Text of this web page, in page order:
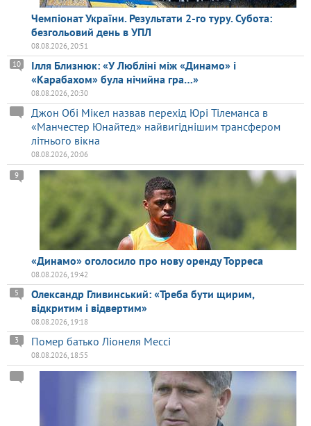
Чемпіонат України. Результати 2-го туру. Субота:
безгольовий день в УПЛ
08.08.2026, 20:51
Ілля Близнюк: «У Любліні між «Динамо» і
«Карабахом» була нічийна гра…»
10
08.08.2026, 20:30
Джон Обі Мікел назвав перехід Юрі Тілеманса в
«Манчестер Юнайтед» найвигіднішим трансфером
літнього вікна
08.08.2026, 20:06
«Динамо» оголосило про нову оренду Торреса
9
08.08.2026, 19:42
Олександр Гливинський: «Треба бути щирим,
відкритим і відвертим»
5
08.08.2026, 19:18
Помер батько Ліонеля Мессі
3
08.08.2026, 18:55